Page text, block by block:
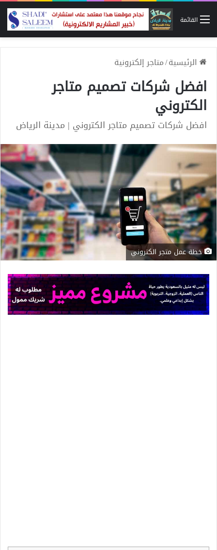
القائمة
الرئيسية/متاجر إلكترونية
افضل شركات تصميم متاجر
الكتروني
افضل شركات تصميم متاجر الكتروني | مدينة الرياض
خطة عمل متجر الكتروني